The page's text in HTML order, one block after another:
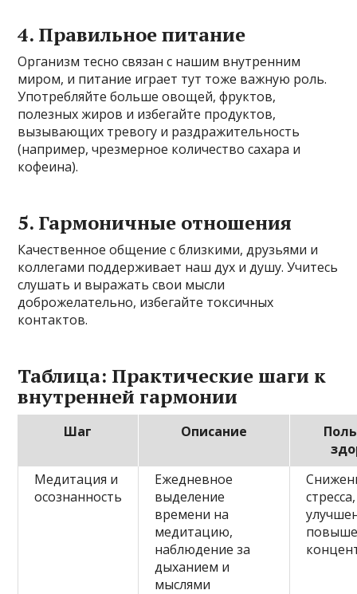
4. Правильное питание
Организм тесно связан с нашим внутренним
миром, и питание играет тут тоже важную роль.
Употребляйте больше овощей, фруктов,
полезных жиров и избегайте продуктов,
вызывающих тревогу и раздражительность
(например, чрезмерное количество сахара и
кофеина).
5. Гармоничные отношения
Качественное общение с близкими, друзьями и
коллегами поддерживает наш дух и душу. Учитесь
слушать и выражать свои мысли
доброжелательно, избегайте токсичных
контактов.
Таблица: Практические шаги к
внутренней гармонии
Шаг Описание
Медитация и
осознанность
Ежедневное
выделение
времени на
медитацию,
наблюдение за
дыханием и
мыслями
стресса,